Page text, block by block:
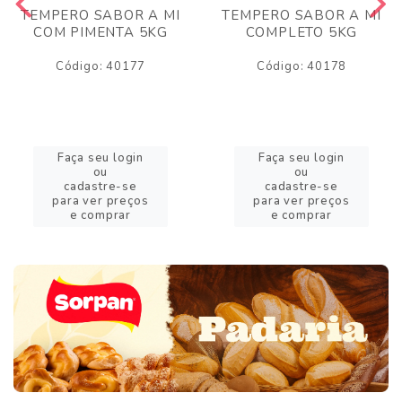
TEMPERO SABOR A MI
COM PIMENTA 5KG
Código: 40177
Faça seu login
ou
cadastre-se
para ver preços
e comprar
TEMPERO SABOR A MI
COMPLETO 5KG
Código: 40178
Faça seu login
ou
cadastre-se
para ver preços
e comprar